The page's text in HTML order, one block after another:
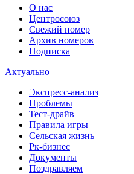
О нас
Центросоюз
Свежий номер
Архив номеров
Подписка
Актуально
Экспресс-анализ
Проблемы
Тест-драйв
Правила игры
Сельская жизнь
Рк-бизнес
Документы
Поздравляем